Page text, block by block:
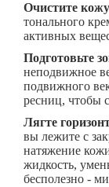
Очистите
тонального
активных
Подготовьте
неподвижное
подвижного
ресниц, чтобы
Лягте
вы лежите с
натяжение
жидкость,
бесполезно -